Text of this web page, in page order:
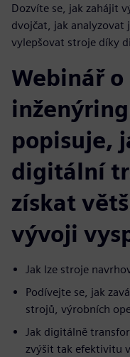
Dozvíte se, jak zahájit
dvojčat, jak
vylepšovat stroje díky
Webinář
popisuje,
digitální
získat
vývoji
Jak lze stroje
Podívejte se, jak
strojů, výrobních
Jak digitálně
zvýšit tak efektivitu